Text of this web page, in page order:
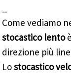
Come vediamo
stocastico lento
direzione più
Lostocastico